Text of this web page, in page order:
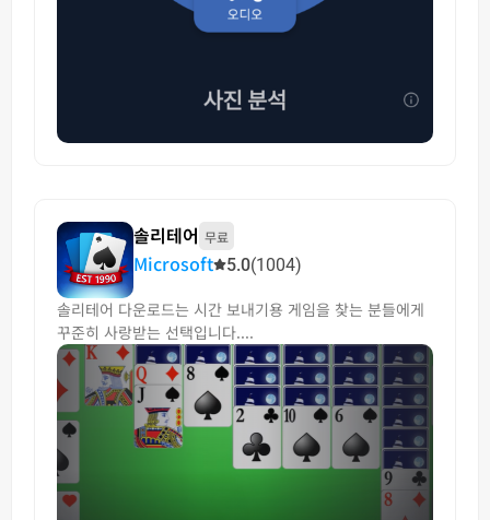
솔리테어 무료
Microsoft 5.0(1004)
솔리테어 다운로드는 시간 보내기용 게임을 찾는 분들에게
꾸준히 사랑받는 선택입니다....